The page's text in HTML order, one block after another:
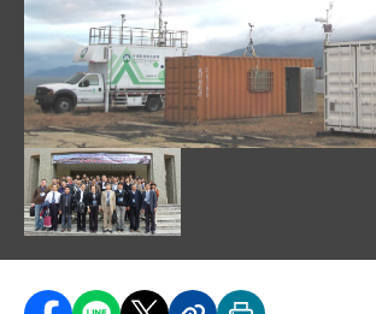
圖片說明：環保署監測車與美國太